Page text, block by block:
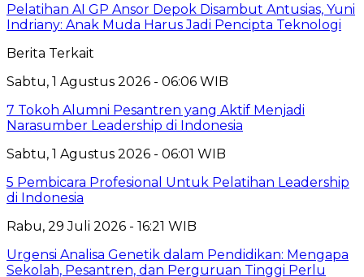
Pelatihan AI GP Ansor Depok Disambut Antusias, Yuni
Indriany: Anak Muda Harus Jadi Pencipta Teknologi
Berita Terkait
Sabtu, 1 Agustus 2026 - 06:06 WIB
7 Tokoh Alumni Pesantren yang Aktif Menjadi
Narasumber Leadership di Indonesia
Sabtu, 1 Agustus 2026 - 06:01 WIB
5 Pembicara Profesional Untuk Pelatihan Leadership
di Indonesia
Rabu, 29 Juli 2026 - 16:21 WIB
Urgensi Analisa Genetik dalam Pendidikan: Mengapa
Sekolah, Pesantren, dan Perguruan Tinggi Perlu